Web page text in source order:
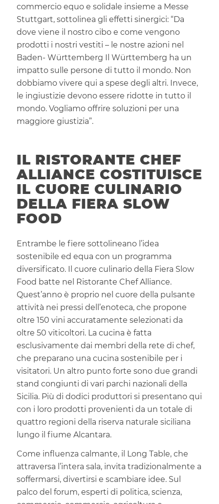
commercio equo e solidale insieme a Messe
Stuttgart, sottolinea gli effetti sinergici: “Da
dove viene il nostro cibo e come vengono
prodotti i nostri vestiti – le nostre azioni nel
Baden- Württemberg Il Württemberg ha un
impatto sulle persone di tutto il mondo. Non
dobbiamo vivere qui a spese degli altri. Invece,
le ingiustizie devono essere ridotte in tutto il
mondo. Vogliamo offrire soluzioni per una
maggiore giustizia”.
IL RISTORANTE CHEF
ALLIANCE COSTITUISCE
IL CUORE CULINARIO
DELLA FIERA SLOW
FOOD
Entrambe le fiere sottolineano l’idea
sostenibile ed equa con un programma
diversificato. Il cuore culinario della Fiera Slow
Food batte nel Ristorante Chef Alliance.
Quest’anno è proprio nel cuore della pulsante
attività nei pressi dell’enoteca, che propone
oltre 150 vini accuratamente selezionati da
oltre 50 viticoltori. La cucina è fatta
esclusivamente dai membri della rete di chef,
che preparano una cucina sostenibile per i
visitatori. Un altro punto forte sono due grandi
stand congiunti di vari parchi nazionali della
Sicilia. Più di dodici produttori si presentano qui
con i loro prodotti provenienti da un totale di
quattro regioni della riserva naturale siciliana
lungo il fiume Alcantara.
Come influenza calmante, il Long Table, che
attraversa l’intera sala, invita tradizionalmente a
soffermarsi, divertirsi e scambiare idee. Sul
palco del forum, esperti di politica, scienza,